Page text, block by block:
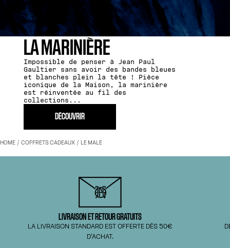
LA MARINIÈRE
Impossible de penser à Jean Paul
Gaultier sans avoir des bandes bleues
et blanches plein la tête ! Pièce
iconique de la Maison, la marinière
est réinventée au fil des
collections...
DÉCOUVRIR
HOME COFFRETS CADEAUX LE MALE
LIVRAISON ET RETOUR GRATUITS
LA LIVRAISON STANDARD EST OFFERTE DÈS 50€
D’ACHAT.